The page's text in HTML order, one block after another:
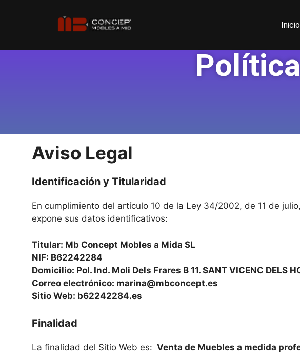
Inicio
Aviso Legal
Identificación y Titularidad
En cumplimiento del artículo 10 de la Ley 34/2002, de 11 de
expone sus datos identificativos:
Titular: Mb Concept Mobles a Mida SL
NIF: B62242284
Domicilio: Pol. Ind. Moli Dels Frares B 11. SANT VICENC DELS
Correo electrónico: marina@mbconcept.es
Sitio Web: b62242284.es
Finalidad
La finalidad del Sitio Web es: Venta de Muebles a medida